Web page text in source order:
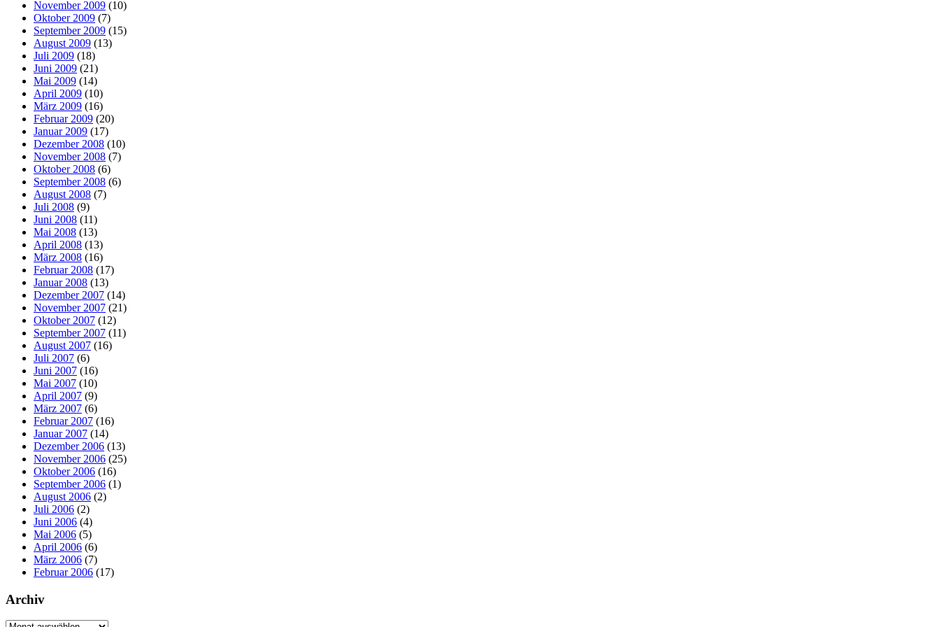
November 2009 (10)
Oktober 2009 (7)
September 2009 (15)
August 2009 (13)
Juli 2009 (18)
Juni 2009 (21)
Mai 2009 (14)
April 2009 (10)
März 2009 (16)
Februar 2009 (20)
Januar 2009 (17)
Dezember 2008 (10)
November 2008 (7)
Oktober 2008 (6)
September 2008 (6)
August 2008 (7)
Juli 2008 (9)
Juni 2008 (11)
Mai 2008 (13)
April 2008 (13)
März 2008 (16)
Februar 2008 (17)
Januar 2008 (13)
Dezember 2007 (14)
November 2007 (21)
Oktober 2007 (12)
September 2007 (11)
August 2007 (16)
Juli 2007 (6)
Juni 2007 (16)
Mai 2007 (10)
April 2007 (9)
März 2007 (6)
Februar 2007 (16)
Januar 2007 (14)
Dezember 2006 (13)
November 2006 (25)
Oktober 2006 (16)
September 2006 (1)
August 2006 (2)
Juli 2006 (2)
Juni 2006 (4)
Mai 2006 (5)
April 2006 (6)
März 2006 (7)
Februar 2006 (17)
Archiv